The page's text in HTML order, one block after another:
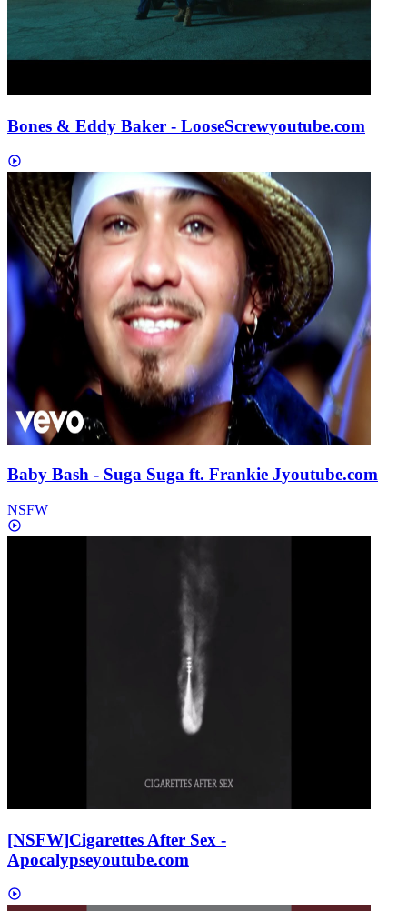
Bones & Eddy Baker - LooseScrewyoutube.com
Baby Bash - Suga Suga ft. Frankie Jyoutube.com
NSFW
[NSFW]Cigarettes After Sex -
Apocalypseyoutube.com